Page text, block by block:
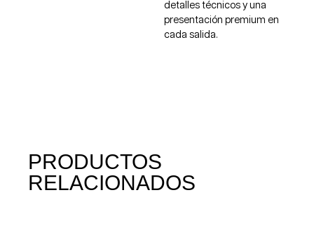
detalles técnicos y una
presentación premium en
cada salida.
PRODUCTOS
RELACIONADOS